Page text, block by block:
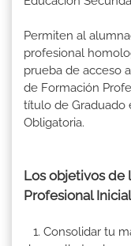
Permiten al
profesional
prueba de acceso
de Formación
título de Graduado
Obligatoria.
Los objetivos de
Profesional
1. Consolidar tu